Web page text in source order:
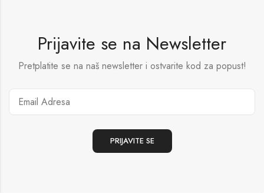
Prijavite se na Newsletter
Pretplatite se na naš newsletter i ostvarite kod za popust!